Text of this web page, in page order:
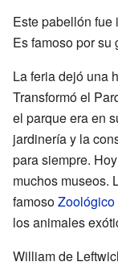
Este pabellón fue
Es famoso por su
La feria dejó una
Transformó el
el parque era en
jardinería y la
para siempre.
muchos museos.
famoso
los animales
William de